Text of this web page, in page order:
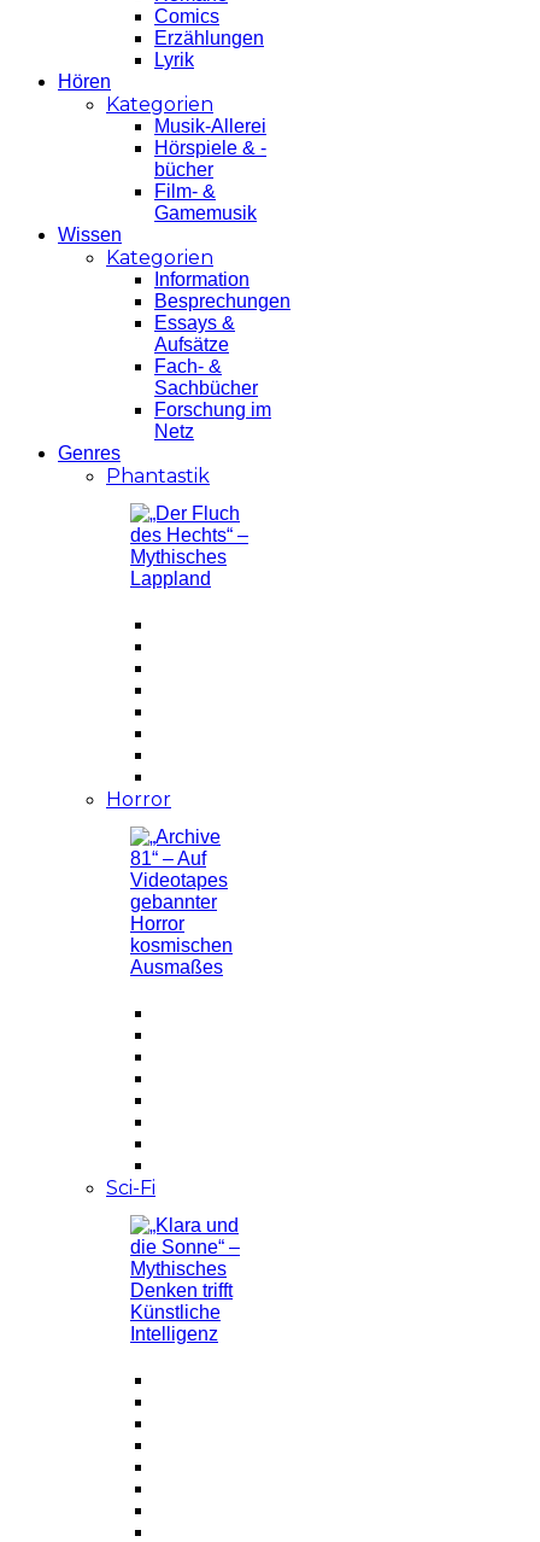
Comics
Erzählungen
Lyrik
Hören
Kategorien
Musik-Allerei
Hörspiele & -
bücher
Film- &
Gamemusik
Wissen
Kategorien
Information
Besprechungen
Essays &
Aufsätze
Fach- &
Sachbücher
Forschung im
Netz
Genres
Phantastik
Horror
Sci-Fi